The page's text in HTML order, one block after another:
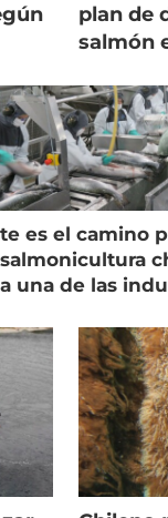
plan de
salmón
es el camino
una de las